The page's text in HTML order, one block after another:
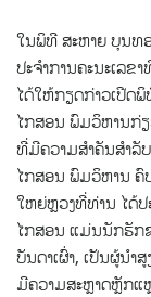
ໃນພິທີ ສະຫາຍ ບຸນທ
ປະຈຳການຄະນະເລຂ
ໄດ້ໃຫ້ກຽດກ່າວເປີດ
ໄກສອນ ພົມວິຫານກ່
ທີ່ມີຄວາມສຳຄັນສຳລັ
ໄກສອນ ພົມວິຫານ ຄົ
ໃຫຍ່ຫຼວງທີ່ທ່ານ ໄດ້ປ
ໄກສອນ ແມ່ນນັກຮັກ
ບັນດາເຜົ່າ, ເປັນຜູ້ນໍາ
ມີຄວາມສະຫຼາດຫຼັກ